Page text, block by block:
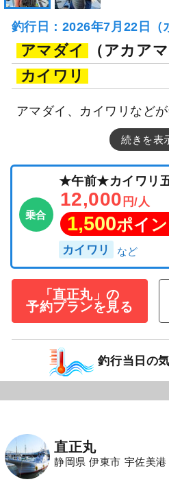
釣行日：2026年7月22日（
アマダイ
（アカア
カイワリ
アマダイ、カイワリなどが
続きを表
乗合
★午前★カイワリ
12,000 円/人
1,500ポイ
カイワリ
「直正丸」の
予約プランを見る
釣行当日の
直正丸
静岡県 伊東市 宇佐美港